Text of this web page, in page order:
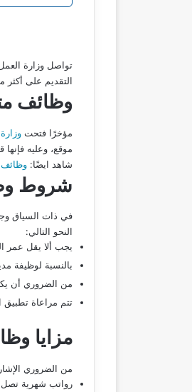
تواصل وزارة
التقديم على
وظائف
مؤخرًا فتحت
موقع، وعليه
شاهد ايضًا: وظائف
شروط
في ذات السياق
النحو التالي:
يجب ألا يقل عمر المتقدم عن 22
بالنسبة لوظيفة
من الضروري أن
تتم مراعاة تطبيق
مزايا
من الضروري
رواتب شهرية تصل إلى 9000